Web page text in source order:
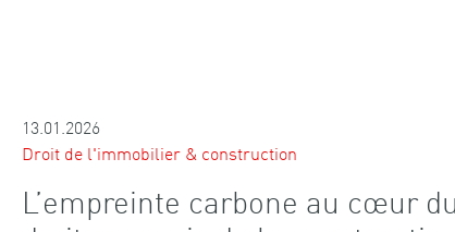
13.01.2026
Droit de l'immobilier & construction
L’empreinte carbone au cœur du